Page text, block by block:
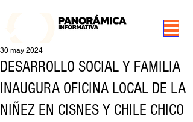
DESARROLLO SOCIAL Y FAMILIA
INAUGURA OFICINA LOCAL DE LA
NIÑEZ EN CISNES Y CHILE CHICO
30 may 2024